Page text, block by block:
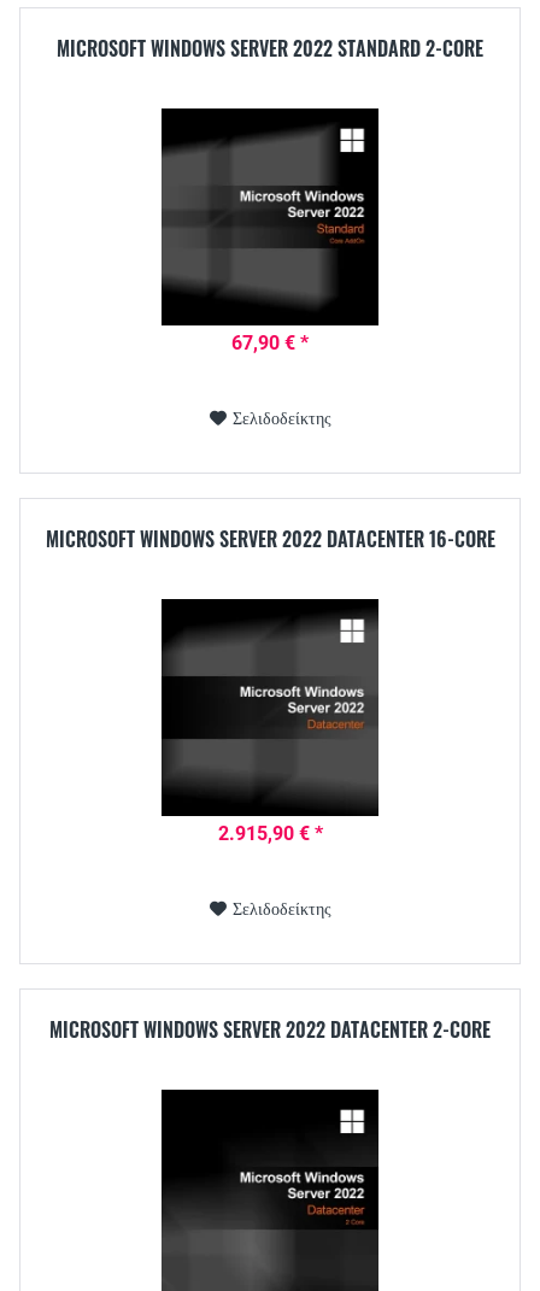
MICROSOFT WINDOWS SERVER 2022 STANDARD 2-CORE
67,90 € *
Σελιδοδείκτης
MICROSOFT WINDOWS SERVER 2022 DATACENTER 16-CORE
2.915,90 € *
Σελιδοδείκτης
MICROSOFT WINDOWS SERVER 2022 DATACENTER 2-CORE